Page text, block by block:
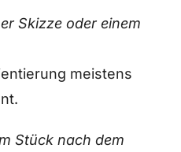
Skizze oder einem
meistens
Stück nach dem